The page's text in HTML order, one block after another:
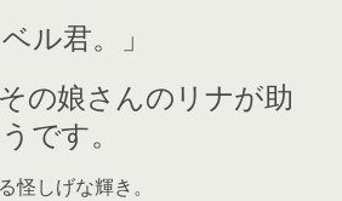
ル君。」
の娘さんのリナが助
です。
怪しげな輝き。